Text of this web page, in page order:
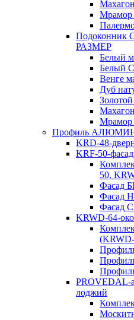
Мрамор
Подоконник
РАЗМЕР
Белый
Белый
Венге
Дуб
Мрамор
Профиль
KRD-48-
KRF-50-
50,
Фасад
Фасад
Фасад
KRWD-64-
PROVEDAL-
лоджий